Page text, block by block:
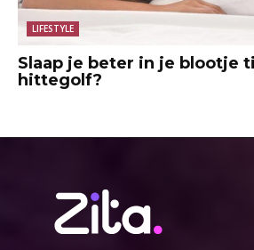
LIFESTYLE
Slaap je beter in je blootje
hittegolf?